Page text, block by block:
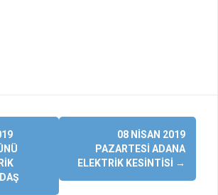
08 NISAN 2019
PAZARTESI ADANA
ELEKTRIK KESINTISI →